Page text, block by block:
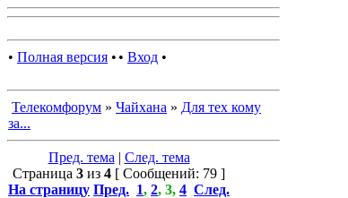
• Полная версия • • Вход •
Телекомфорум » Чайхана » Для тех кому
за...
Пред. тема | След. тема
Страница 3 из 4 [ Сообщений: 79 ]
На страницу Пред. 1, 2, 3, 4 След.